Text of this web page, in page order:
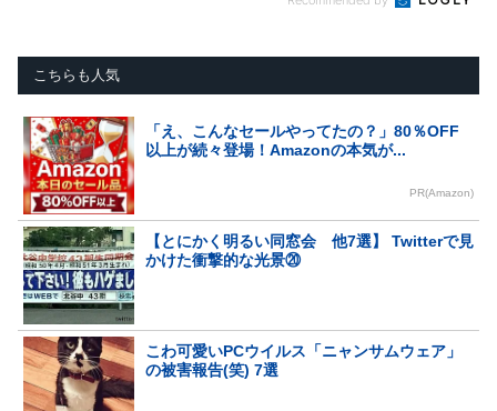
こちらも人気
「え、こんなセールやってたの？」80％OFF
以上が続々登場！Amazonの本気が...
PR(Amazon)
【とにかく明るい同窓会 他7選】 Twitterで見
かけた衝撃的な光景⑳
こわ可愛いPCウイルス「ニャンサムウェア」
の被害報告(笑) 7選